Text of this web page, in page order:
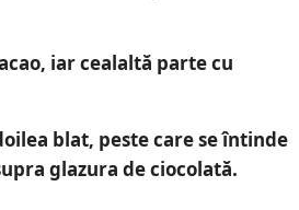
iar cealaltă parte cu
blat, peste care se întinde
glazura de ciocolată.